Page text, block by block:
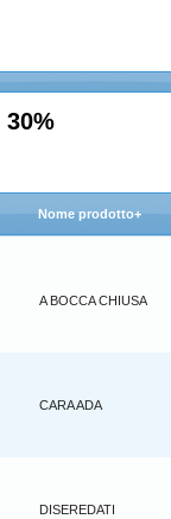
Nome prodotto+
A BOCCA CHIUSA
CARA ADA
DISEREDATI